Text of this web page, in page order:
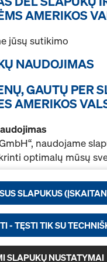
AMERIKOS
jūsų sutikimo
NAUDOJIMAS
GAUTŲ PER
AMERIKOS
naudojame
optimalų mūsų
gerinti mūsų
Doka internetinės
reklamą Jūsų
daugiau
taip pat siūlome
SLAPUKUS
- TĘSTI TIK SU
SLAPUKŲ NUSTATYMAI